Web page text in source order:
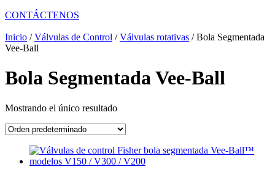
CONTÁCTENOS
Inicio /Válvulas de Control /Válvulas rotativas / Bola Segmentada
Vee-Ball
Bola Segmentada Vee-Ball
Mostrando el único resultado